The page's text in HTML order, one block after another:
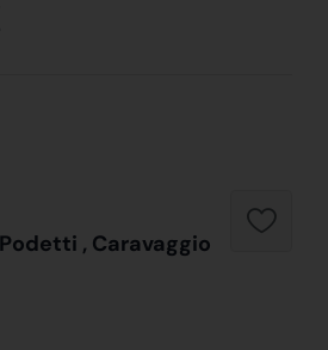
, Caravaggio